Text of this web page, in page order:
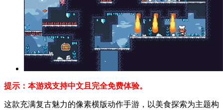
提示：本游戏支持中文且完全免费体验。
这款充满复古魅力的像素横版动作手游，以美食探索为主题构